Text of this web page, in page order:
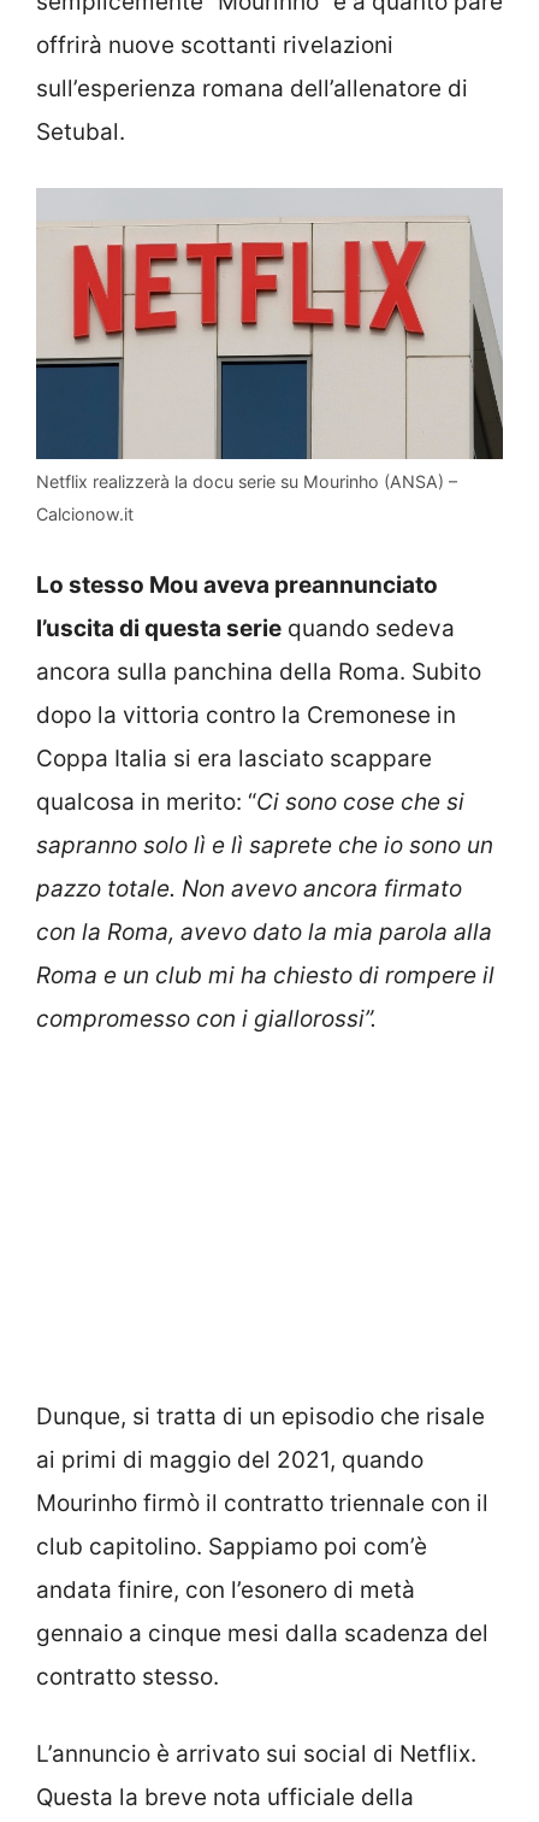
offrirà nuove scottanti rivelazioni
sull’esperienza romana dell’allenatore di
Setubal.
Netflix realizzerà la docu serie su Mourinho (ANSA) –
Calcionow.it
Lo stesso Mou aveva preannunciato
l’uscita di questa serie quando sedeva
ancora sulla panchina della Roma. Subito
dopo la vittoria contro la Cremonese in
Coppa Italia si era lasciato scappare
qualcosa in merito: “Ci sono cose che si
sapranno solo lì e lì saprete che io sono un
pazzo totale. Non avevo ancora firmato
con la Roma, avevo dato la mia parola alla
Roma e un club mi ha chiesto di rompere il
compromesso con i giallorossi”.
Dunque, si tratta di un episodio che risale
ai primi di maggio del 2021, quando
Mourinho firmò il contratto triennale con il
club capitolino. Sappiamo poi com’è
andata finire, con l’esonero di metà
gennaio a cinque mesi dalla scadenza del
contratto stesso.
L’annuncio è arrivato sui social di Netflix.
Questa la breve nota ufficiale della